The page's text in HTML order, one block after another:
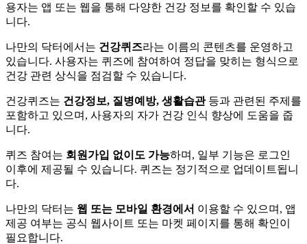
용자는 앱 또는 웹을 통해 다양한 건강 정보를 확인할 수 있습
니다.
나만의 닥터에서는 건강퀴즈라는 이름의 콘텐츠를 운영하고
있습니다. 사용자는 퀴즈에 참여하여 정답을 맞히는 형식으로
건강 관련 상식을 점검할 수 있습니다.
건강퀴즈는 건강정보, 질병예방, 생활습관등과 관련된 주제를
포함하고 있으며, 사용자의 자가 건강 인식 향상에 도움을 줍
니다.
퀴즈 참여는 회원가입 없이도 가능하며, 일부 기능은 로그인
이후에 제공될 수 있습니다. 퀴즈는 정기적으로 업데이트됩니
다.
나만의 닥터는 웹 또는 모바일 환경에서 이용할 수 있으며, 앱
제공 여부는 공식 웹사이트 또는 마켓 페이지를 통해 확인이
필요합니다.